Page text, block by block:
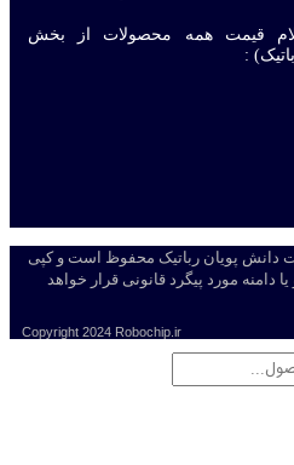
قیمت همه محصولات از بخش
:
دانش پویان رباتیک محفوظ است و کپی
دامنه مورد پیگرد قانونی قرار خواهد
Copyright 2024 Robochip.ir